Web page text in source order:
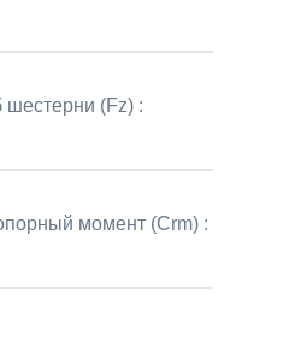
шестерни (Fz) :
момент (Crm) :